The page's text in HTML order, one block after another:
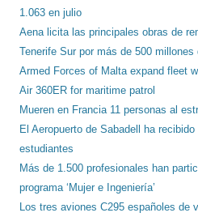
1.063 en julio
Aena licita las principales obras de
Tenerife Sur por más de 500 millones
Armed Forces of Malta expand fleet
Air 360ER for maritime patrol
Mueren en Francia 11 personas al
El Aeropuerto de Sabadell ha
estudiantes
Más de 1.500 profesionales han
programa ‘Mujer e Ingeniería’
Los tres aviones C295 españoles